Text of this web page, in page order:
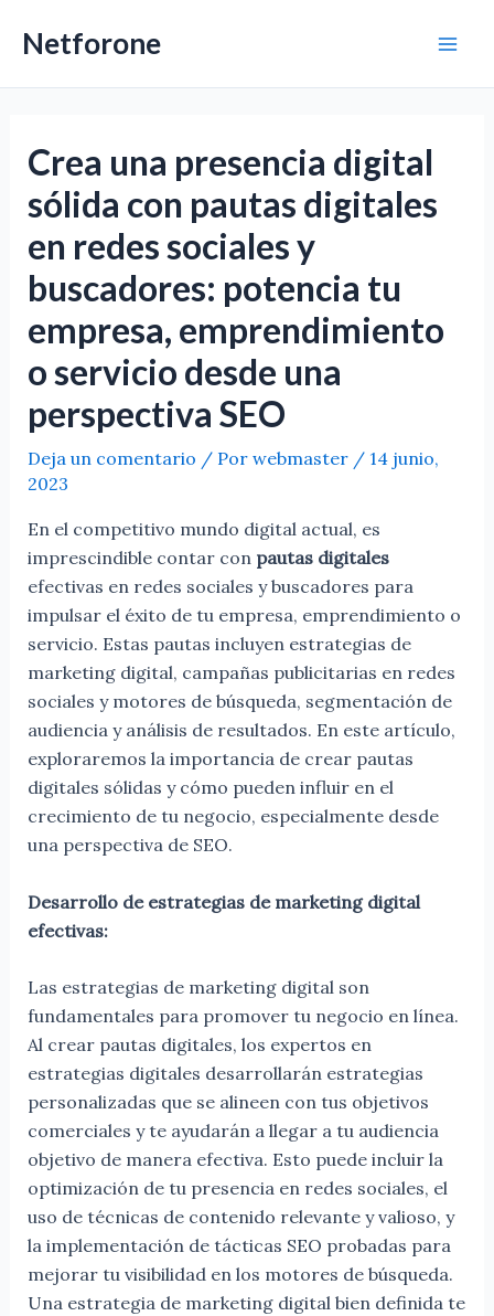
Netforone
Crea una presencia digital
sólida con pautas digitales
en redes sociales y
buscadores: potencia tu
empresa, emprendimiento
o servicio desde una
perspectiva SEO
Deja un comentario / Por webmaster / 14 junio,
2023
En el competitivo mundo digital actual, es
imprescindible contar con pautas digitales
efectivas en redes sociales y buscadores para
impulsar el éxito de tu empresa, emprendimiento o
servicio. Estas pautas incluyen estrategias de
marketing digital, campañas publicitarias en redes
sociales y motores de búsqueda, segmentación de
audiencia y análisis de resultados. En este artículo,
exploraremos la importancia de crear pautas
digitales sólidas y cómo pueden influir en el
crecimiento de tu negocio, especialmente desde
una perspectiva de SEO.
Desarrollo de estrategias de marketing digital
efectivas:
Las estrategias de marketing digital son
fundamentales para promover tu negocio en línea.
Al crear pautas digitales, los expertos en
estrategias digitales desarrollarán estrategias
personalizadas que se alineen con tus objetivos
comerciales y te ayudarán a llegar a tu audiencia
objetivo de manera efectiva. Esto puede incluir la
optimización de tu presencia en redes sociales, el
uso de técnicas de contenido relevante y valioso, y
la implementación de tácticas SEO probadas para
mejorar tu visibilidad en los motores de búsqueda.
Una estrategia de marketing digital bien definida te